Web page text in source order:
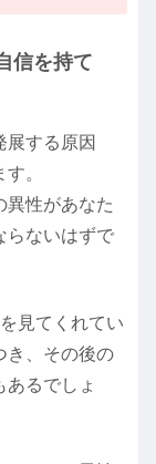
信を持て
展する原因
。
異性があなた
らないはずで
見てくれてい
き、その後の
るでしょ